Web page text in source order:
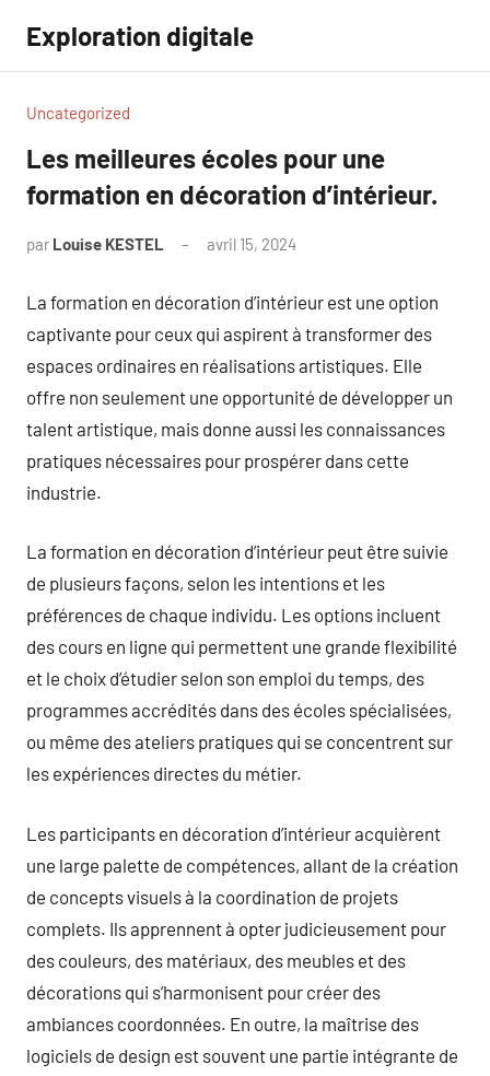
contenu
Exploration digitale
Uncategorized
Les meilleures écoles pour une
formation en décoration d’intérieur.
par Louise KESTEL avril 15, 2024
La formation en décoration d’intérieur est une option
captivante pour ceux qui aspirent à transformer des
espaces ordinaires en réalisations artistiques. Elle
offre non seulement une opportunité de développer un
talent artistique, mais donne aussi les connaissances
pratiques nécessaires pour prospérer dans cette
industrie.
La formation en décoration d’intérieur peut être suivie
de plusieurs façons, selon les intentions et les
préférences de chaque individu. Les options incluent
des cours en ligne qui permettent une grande flexibilité
et le choix d’étudier selon son emploi du temps, des
programmes accrédités dans des écoles spécialisées,
ou même des ateliers pratiques qui se concentrent sur
les expériences directes du métier.
Les participants en décoration d’intérieur acquièrent
une large palette de compétences, allant de la création
de concepts visuels à la coordination de projets
complets. Ils apprennent à opter judicieusement pour
des couleurs, des matériaux, des meubles et des
décorations qui s’harmonisent pour créer des
ambiances coordonnées. En outre, la maîtrise des
logiciels de design est souvent une partie intégrante de